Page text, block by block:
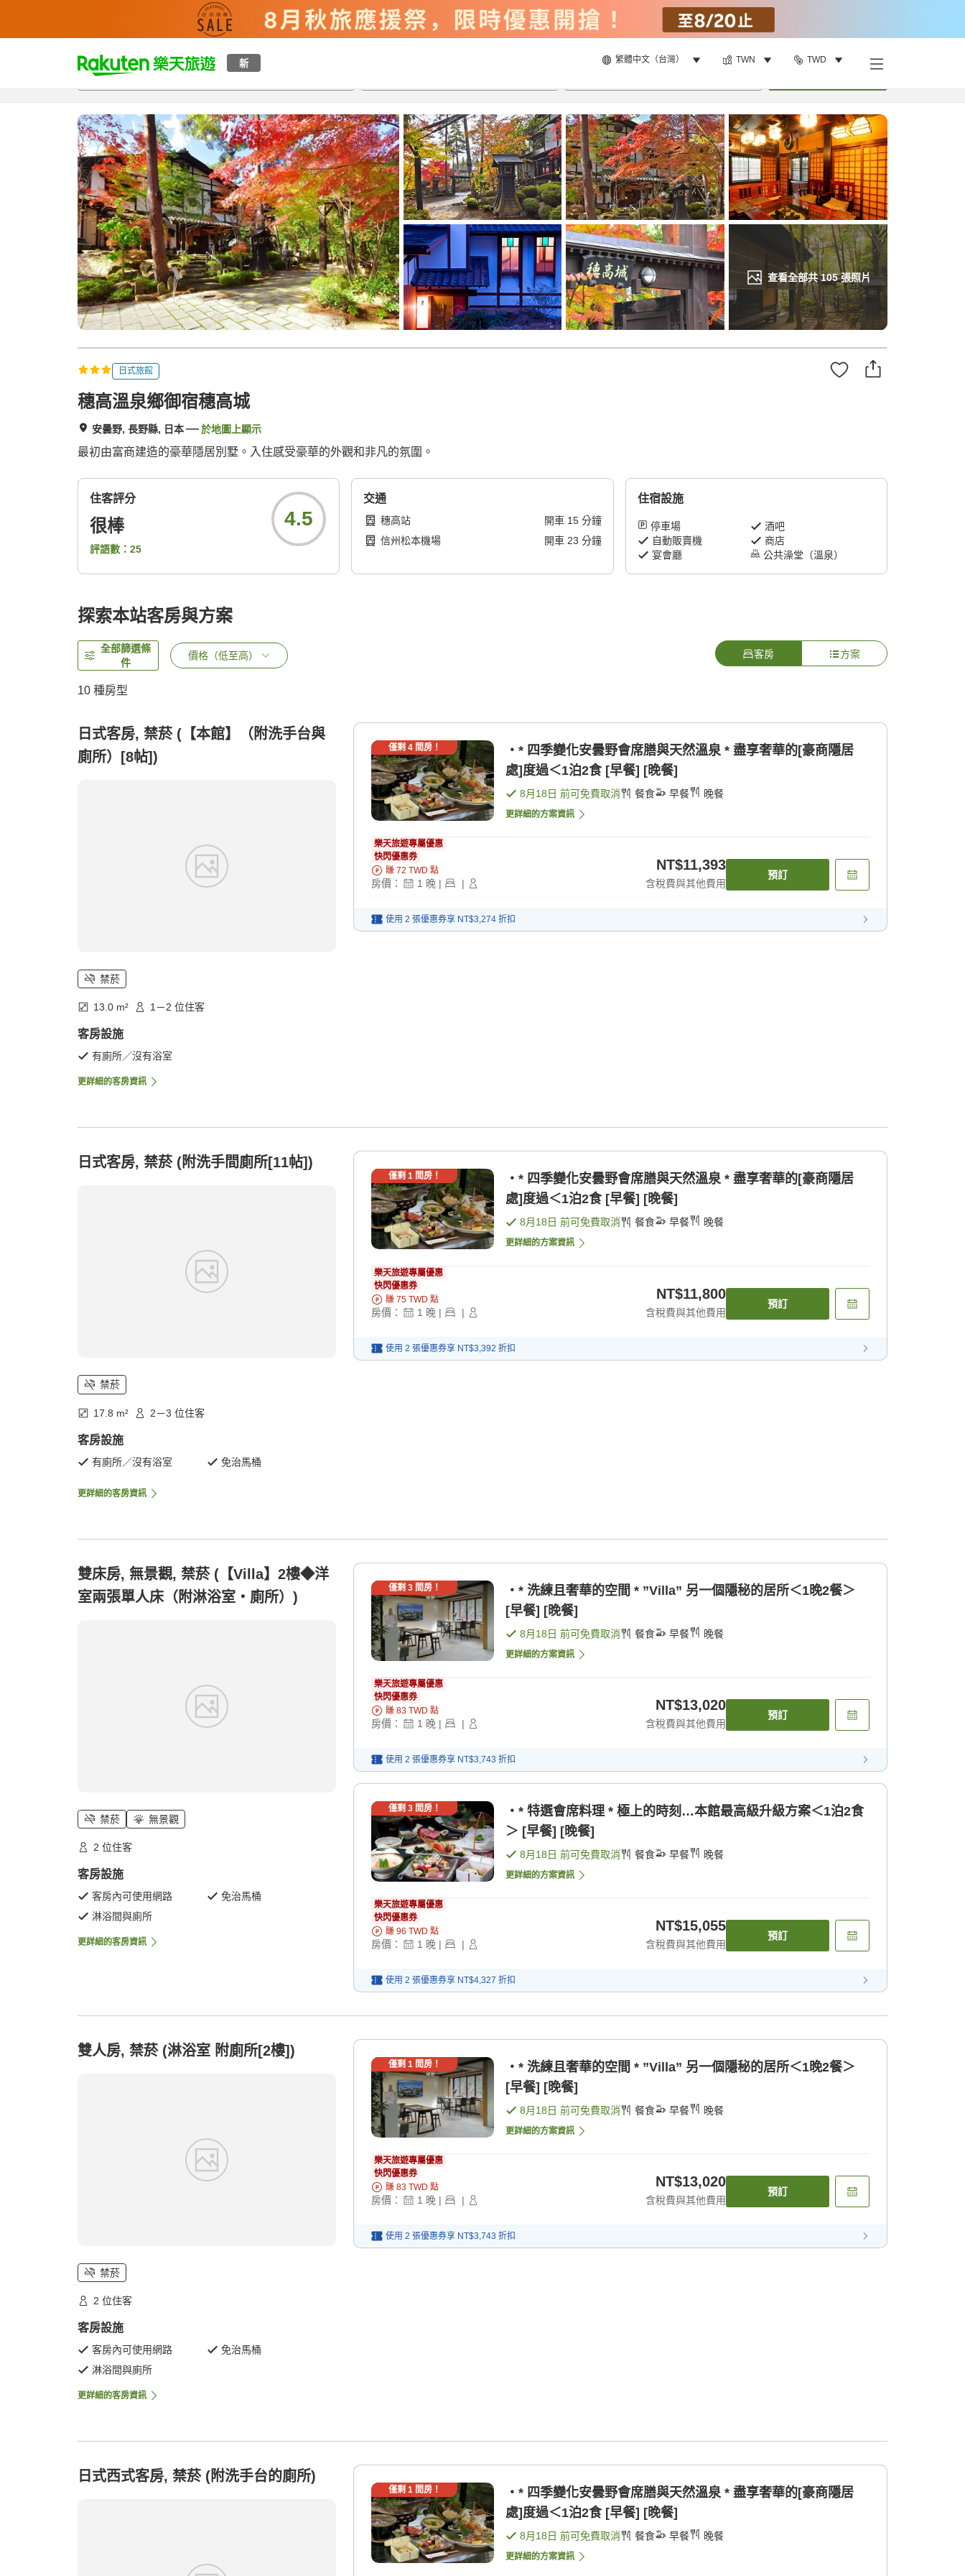
新 繁體中文（台灣） TWN TWD
t
p
a
g
e
_
s
e
a
r
c
h
查看全部共105張照片
總覽客房與方案評語設施
日式旅館
穗高溫泉鄉御宿穗高城
安曇野, 長野縣, 日本 於地圖上顯示
最初由富商建造的豪華隱居別墅。入住感受豪華的外觀和非凡的氛圍。
住客評分
很棒
評語數： 25
4.5
交通
穗高站 開車 15分鐘
信州松本機場
開車 23 分鐘
住宿設施
停車場
酒吧
自動販賣機
商店
宴會廳
公共澡堂（溫泉）
探索本站客房與方案
全部篩選條
件
價格（低至高） 客房 方案
10 種房型
日式客房, 禁菸 (【本館】（附洗手台與
廁所）[8帖])
禁菸
13.0 m² 1－2 位住客
客房設施
有廁所／沒有浴室
更詳細的客房資訊
僅剩 4間房！
・* 四季變化安曇野會席膳與天然溫泉 * 盡享奢華的[豪商隱居
處]度過＜1泊2食 [早餐] [晚餐]
8月18日 前可免費取消 餐食 早餐 晚餐
更詳細的方案資訊
樂天旅遊專屬優惠
快閃優惠券
賺 72 TWD 點
房價： 1 晚 | |
NT$11,393
含稅費與其他費用
預訂
使用 2 張優惠券享 NT$3,274 折扣
日式客房, 禁菸 (附洗手間廁所[11帖])
禁菸
17.8 m² 2－3 位住客
客房設施
有廁所／沒有浴室 免治馬桶
更詳細的客房資訊
僅剩 1間房！
・* 四季變化安曇野會席膳與天然溫泉 * 盡享奢華的[豪商隱居
處]度過＜1泊2食 [早餐] [晚餐]
8月18日 前可免費取消 餐食 早餐 晚餐
更詳細的方案資訊
樂天旅遊專屬優惠
快閃優惠券
賺 75 TWD 點
房價： 1 晚 | |
NT$11,800
含稅費與其他費用
預訂
使用 2 張優惠券享 NT$3,392 折扣
雙床房, 無景觀, 禁菸 (【Villa】2樓◆洋
室兩張單人床（附淋浴室・廁所）)
禁菸 無景觀
2 位住客
客房設施
客房內可使用網路
免治馬桶
淋浴間與廁所
更詳細的客房資訊
僅剩 3間房！
・* 洗練且奢華的空間 * ”Villa” 另一個隱秘的居所＜1晚2餐＞
[早餐] [晚餐]
8月18日 前可免費取消 餐食 早餐 晚餐
更詳細的方案資訊
樂天旅遊專屬優惠
快閃優惠券
賺 83 TWD 點
房價： 1 晚 | |
NT$13,020
含稅費與其他費用
預訂
使用 2 張優惠券享 NT$3,743 折扣
僅剩 3間房！
・* 特選會席料理 * 極上的時刻…本館最高級升級方案＜1泊2食
＞ [早餐] [晚餐]
8月18日 前可免費取消 餐食 早餐 晚餐
更詳細的方案資訊
樂天旅遊專屬優惠
快閃優惠券
賺 96 TWD 點
房價： 1 晚 | |
NT$15,055
含稅費與其他費用
預訂
使用 2 張優惠券享 NT$4,327 折扣
雙人房, 禁菸 (淋浴室 附廁所[2樓])
禁菸
2 位住客
客房設施
客房內可使用網路
免治馬桶
淋浴間與廁所
更詳細的客房資訊
僅剩 1 間房！
・* 洗練且奢華的空間 * ”Villa” 另一個隱秘的居所＜1晚2餐＞
[早餐] [晚餐]
8月18日 前可免費取消 餐食 早餐 晚餐
更詳細的方案資訊
樂天旅遊專屬優惠
快閃優惠券
賺 83 TWD 點
房價： 1 晚 | |
NT$13,020
含稅費與其他費用
預訂
使用 2 張優惠券享 NT$3,743 折扣
日式西式客房, 禁菸 (附洗手台的廁所)
僅剩 1 間房！
・* 四季變化安曇野會席膳與天然溫泉 * 盡享奢華的[豪商隱居
處]度過＜1泊2食 [早餐] [晚餐]
8月18日 前可免費取消 餐食 早餐 晚餐
更詳細的方案資訊